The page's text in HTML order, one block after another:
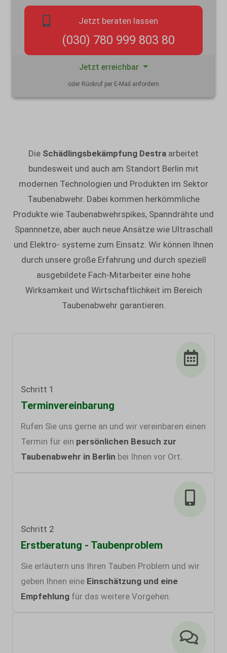
Jetzt beraten lassen
(030) 780 999 803 80
Jetzt erreichbar
oder Rückruf per E-Mail anfordern
Die Schädlingsbekämpfung Destra arbeitet
bundesweit und auch am Standort Berlin mit
modernen Technologien und Produkten im Sektor
Taubenabwehr. Dabei kommen herkömmliche
Produkte wie Taubenabwehrspikes, Spanndrähte und
Spannnetze, aber auch neue Ansätze wie Ultraschall
und Elektro- systeme zum Einsatz. Wir können Ihnen
durch unsere große Erfahrung und durch speziell
ausgebildete Fach-Mitarbeiter eine hohe
Wirksamkeit und Wirtschaftlichkeit im Bereich
Taubenabwehr garantieren.
Schritt 1
Terminvereinbarung
Rufen Sie uns gerne an und wir vereinbaren einen
Termin für ein persönlichen Besuch zur
Taubenabwehr in Berlin bei Ihnen vor Ort.
Schritt 2
Erstberatung - Taubenproblem
Sie erläutern uns Ihren Tauben Problem und wir
geben Ihnen eine Einschätzung und eine
Empfehlung für das weitere Vorgehen.